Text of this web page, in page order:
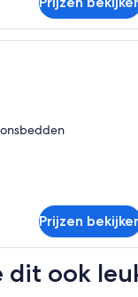
hotelkamer met twee
Prijzen
dit ook